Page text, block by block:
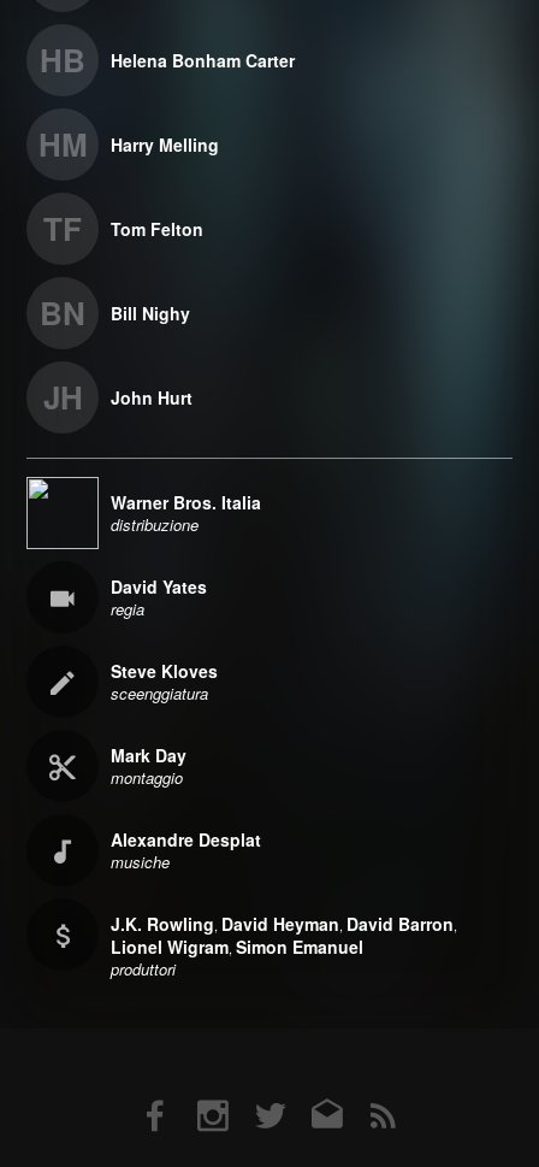
HB Helena Bonham Carter
HM Harry Melling
TF Tom Felton
BN Bill Nighy
JH John Hurt
Warner Bros. Italia
distribuzione
David Yates
regia
Steve Kloves
sceenggiatura
Mark Day
montaggio
Alexandre Desplat
musiche
J.K. Rowling, David Heyman, David Barron,
Lionel Wigram,Simon Emanuel
produttori